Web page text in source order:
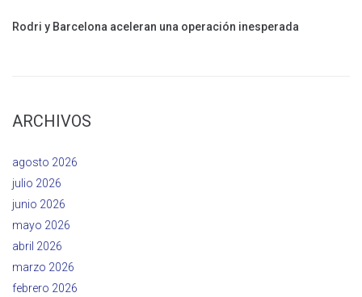
Rodri y Barcelona aceleran una operación inesperada
ARCHIVOS
agosto 2026
julio 2026
junio 2026
mayo 2026
abril 2026
marzo 2026
febrero 2026